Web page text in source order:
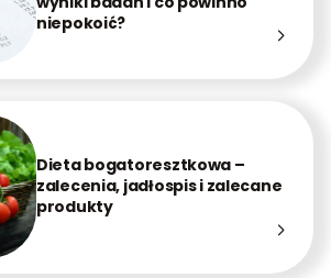
niepokoić?
Dieta bogatoresztkowa –
zalecenia, jadłospis i zalecane
produkty